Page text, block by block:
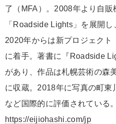
了（MFA）。2008年より自
「Roadside Lights」を展開し
2020年からは新プロジェクト
に着手。著書に『Roadside
があり、作品は札幌芸術の森
に収蔵。2018年に写真の町東
など国際的に評価されている。
https://eijiohashi.com/jp